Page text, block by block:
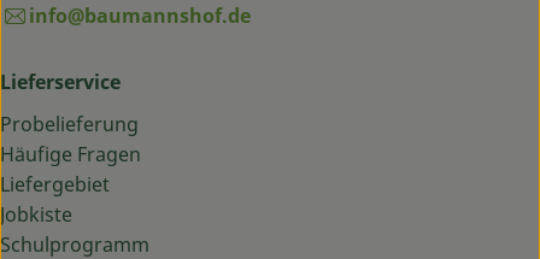
info@baumannshof.de
Lieferservice
Probelieferung
Häufige Fragen
Liefergebiet
Jobkiste
Schulprogramm